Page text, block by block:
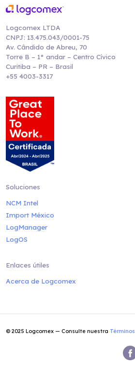
Logcomex LTDA
CNPJ: 13.475.043/0001-75
Av. Cândido de Abreu, 70
Torre B – 1° andar – Centro Cívico
Curitiba – PR – Brasil
+55 4003-3317
Soluciones
NCM Intel
Import México
LogManager
LogOS
Enlaces útiles
Acerca de Logcomex
© 2025 Logcomex — Consulte nuestra Términos